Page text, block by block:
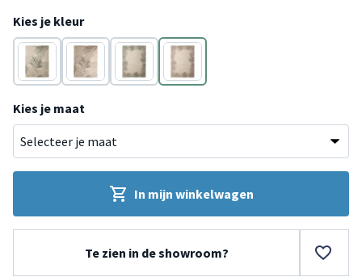
Kies je kleur
Groen Taupe Groen
Taupe
Kies je maat
In mijn winkelwagen
Te zien in de showroom?